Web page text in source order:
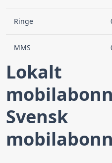
Ringe
MMS
Lokalt
Svensk